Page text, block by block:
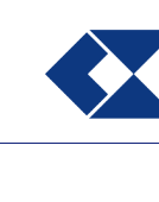
conteúdo